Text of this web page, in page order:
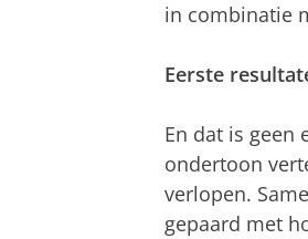
in combinatie
Eerste
En dat is geen
ondertoon
verlopen.
gepaard met